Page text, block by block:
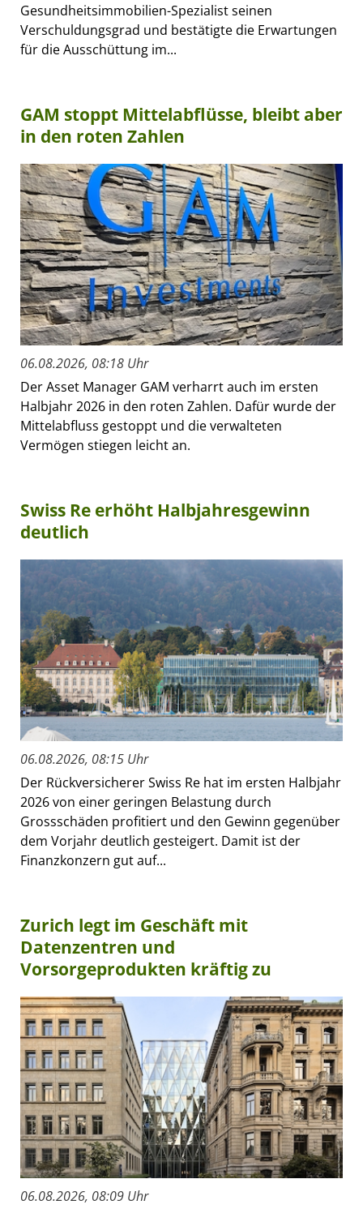
Gesundheitsimmobilien-Spezialist seinen
Verschuldungsgrad und bestätigte die Erwartungen
für die Ausschüttung im...
GAM stoppt Mittelabflüsse, bleibt aber
in den roten Zahlen
06.08.2026, 08:18 Uhr
Der Asset Manager GAM verharrt auch im ersten
Halbjahr 2026 in den roten Zahlen. Dafür wurde der
Mittelabfluss gestoppt und die verwalteten
Vermögen stiegen leicht an.
Swiss Re erhöht Halbjahresgewinn
deutlich
06.08.2026, 08:15 Uhr
Der Rückversicherer Swiss Re hat im ersten Halbjahr
2026 von einer geringen Belastung durch
Grossschäden profitiert und den Gewinn gegenüber
dem Vorjahr deutlich gesteigert. Damit ist der
Finanzkonzern gut auf...
Zurich legt im Geschäft mit
Datenzentren und
Vorsorgeprodukten kräftig zu
06.08.2026, 08:09 Uhr